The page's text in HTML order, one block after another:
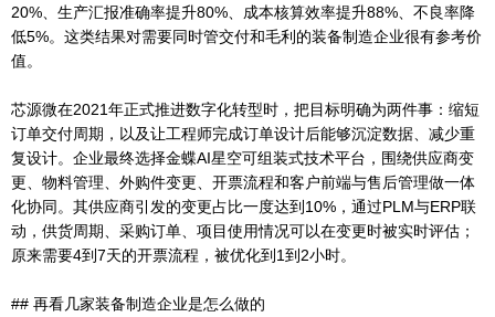
20%、生产汇报准确率提升80%、成本核算效率提升88%、不良率降
低5%。这类结果对需要同时管交付和毛利的装备制造企业很有参考价
值。
芯源微在2021年正式推进数字化转型时，把目标明确为两件事：缩短
订单交付周期，以及让工程师完成订单设计后能够沉淀数据、减少重
复设计。企业最终选择金蝶AI星空可组装式技术平台，围绕供应商变
更、物料管理、外购件变更、开票流程和客户前端与售后管理做一体
化协同。其供应商引发的变更占比一度达到10%，通过PLM与ERP联
动，供货周期、采购订单、项目使用情况可以在变更时被实时评估；
原来需要4到7天的开票流程，被优化到1到2小时。
## 再看几家装备制造企业是怎么做的